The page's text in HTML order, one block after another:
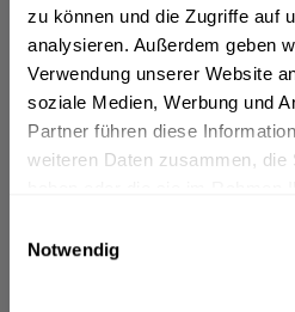
zu können und die Zugriffe auf
analysieren. Außerdem geben
Verwendung unserer Website
soziale Medien, Werbung und
Partner führen diese
weiteren Daten zusammen, die
Notwendig
Dodds Gin